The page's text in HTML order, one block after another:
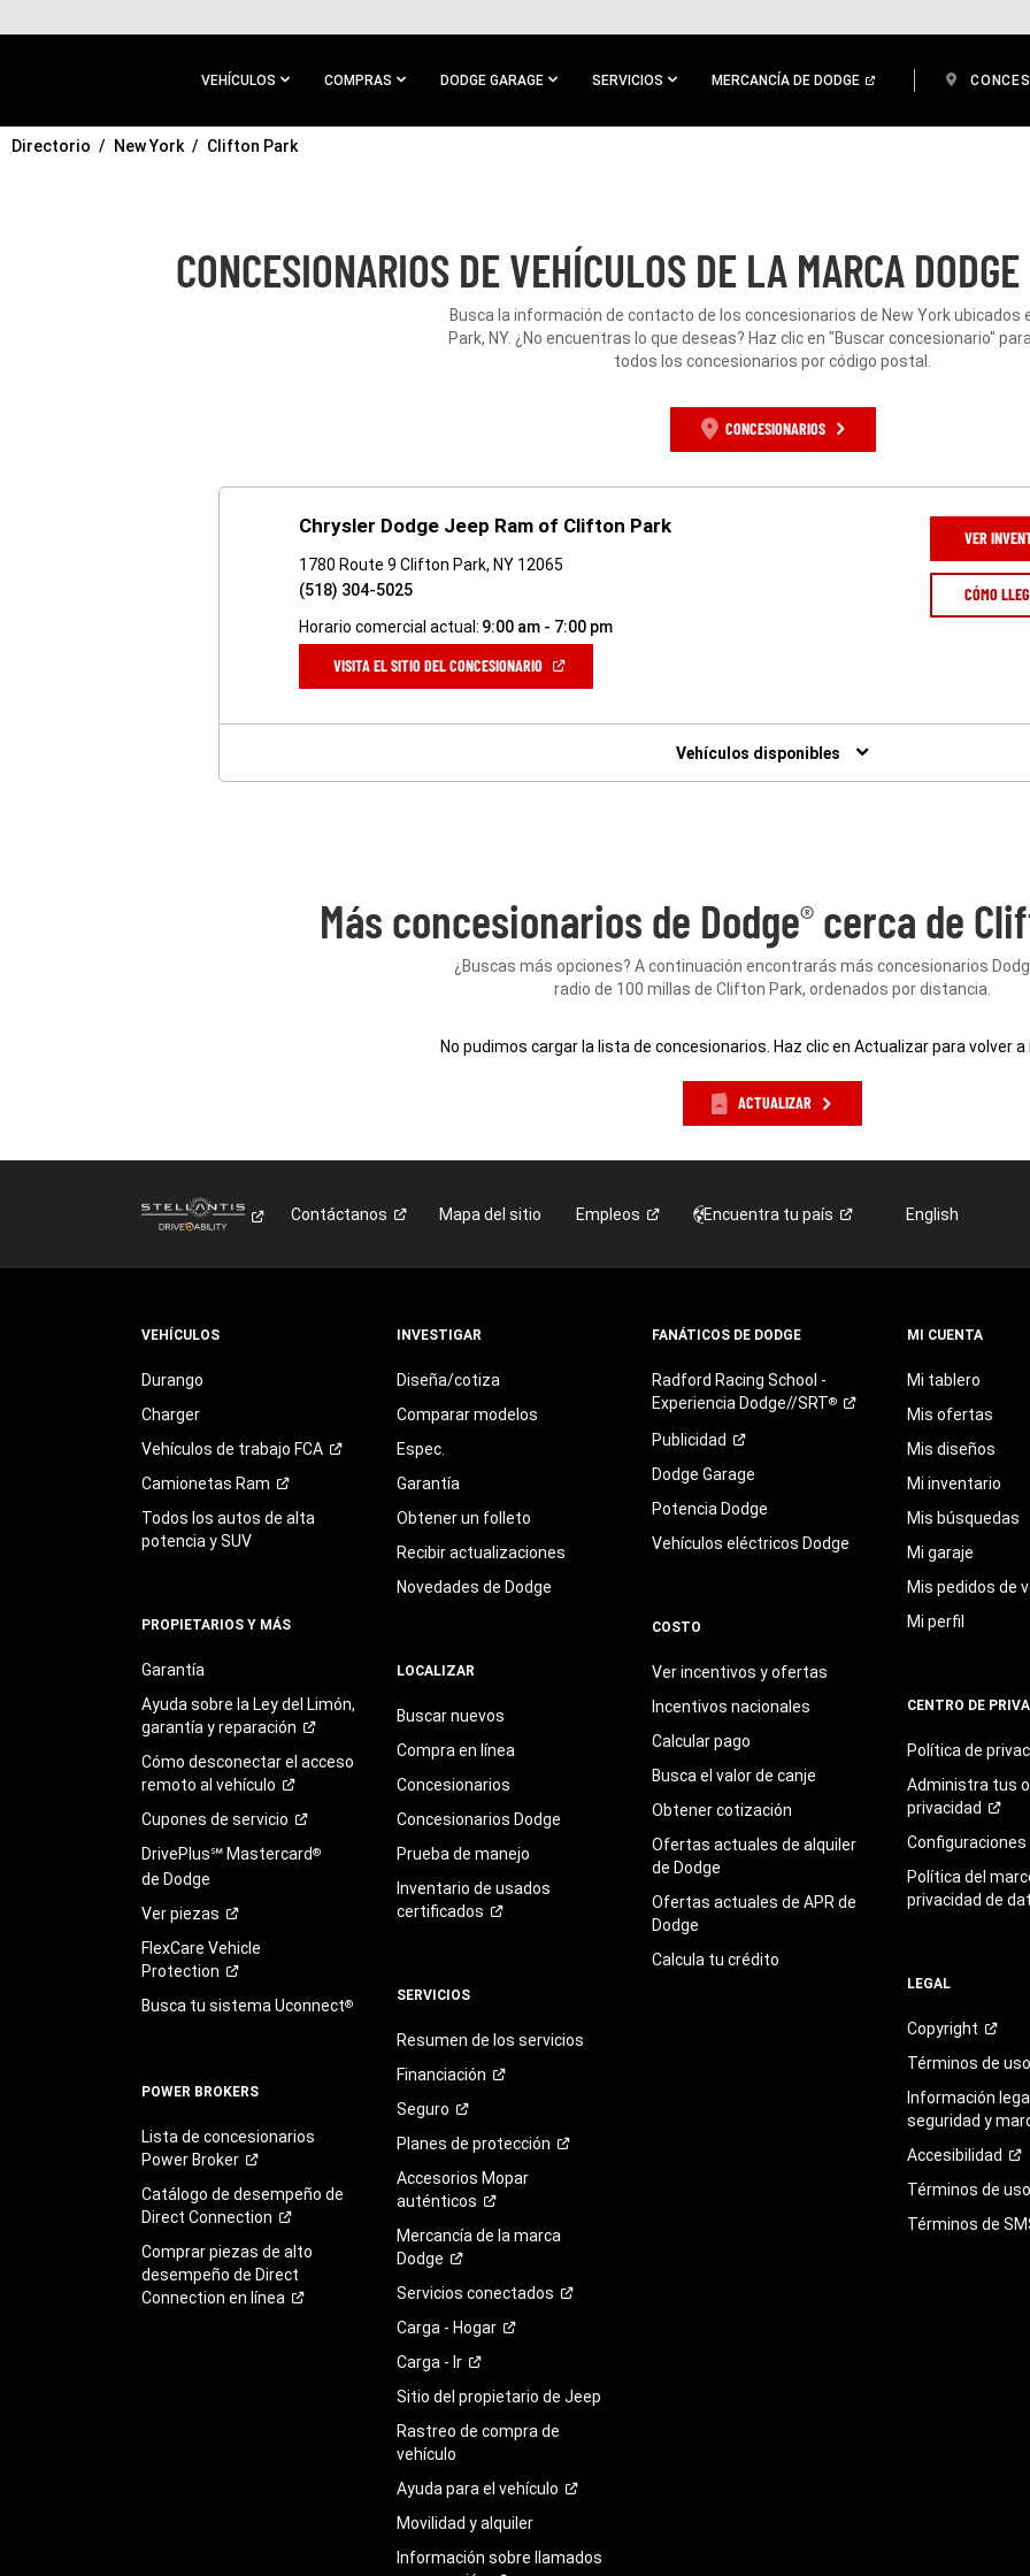
CONTENIDO
VEHÍCULOS COMPRAS DODGE GARAGE SERVICIOS MERCANCÍA DE DODGE
IR A
Directorio New York Clifton Park
CONCESIONARIOS DE VEHÍCULOS DE LA MARCA
Busca la información de contacto de los concesionarios de New York ubicados
Park, NY. ¿No encuentras lo que deseas? Haz clic en "Buscar concesionario"
todos los concesionarios por código postal.
CONCESIONARIOS
Chrysler Dodge Jeep Ram of Clifton Park
1780 Route 9 Clifton Park, NY 12065
(518) 304-5025
Horario comercial actual: 9:00 am - 7:00 pm
VISITA EL SITIO DEL CONCESIONARIO(ABRIR
NUEVA)
VER
CÓMO
Vehículos disponibles
Más concesionarios de Dodge®cerca de
¿Buscas más opciones? A continuación encontrarás más concesionarios
radio de 100 millas de Clifton Park, ordenados por distancia.
No pudimos cargar la lista de concesionarios. Haz clic en Actualizar para volver
ACTUALIZAR
Contáctanos Mapa del sitio Empleos Encuentra tu país English
VEHÍCULOS
Durango
Charger
Vehículos de trabajo FCA
Camionetas Ram
Todos los autos de alta
potencia y SUV
PROPIETARIOS Y MÁS
Garantía
Ayuda sobre la Ley del Limón,
garantía yreparación
Cómo desconectar el acceso
remoto al vehículo
Cupones de servicio
DrivePlus℠ Mastercard®
de Dodge
Verpiezas
FlexCare Vehicle
Protection
Busca tu sistema Uconnect®
POWER BROKERS
Lista de concesionarios
Power Broker
Catálogo de desempeño de
Direct Connection
Comprar piezas de alto
desempeño de Direct
Connection en línea
INVESTIGAR
Diseña/cotiza
Comparar modelos
Espec.
Garantía
Obtener un folleto
Recibir actualizaciones
Novedades de Dodge
LOCALIZAR
Buscar nuevos
Compra en línea
Concesionarios
Concesionarios Dodge
Prueba de manejo
Inventario de usados
certificados
SERVICIOS
Resumen de los servicios
Financiación
Seguro
Planes de protección
Accesorios Mopar
auténticos
Mercancía de la marca
Dodge
Servicios conectados
Carga - Hogar
Carga - Ir
Sitio del propietario de Jeep
Rastreo de compra de
vehículo
Ayuda para el vehículo
Movilidad y alquiler
Información sobre llamados
FANÁTICOS DE DODGE
Radford Racing School -
Experiencia Dodge//SRT®
Publicidad
Dodge Garage
Potencia Dodge
Vehículos eléctricos Dodge
COSTO
Ver incentivos y ofertas
Incentivos nacionales
Calcular pago
Busca el valor de canje
Obtener cotización
Ofertas actuales de alquiler
de Dodge
Ofertas actuales de APR de
Dodge
Calcula tu crédito
MI CUENTA
Mi tablero
Mis ofertas
Mis diseños
Mi inventario
Mis búsquedas
Mi garaje
Mis pedidos de
Mi perfil
CENTRO DE
Política de
Administra tus
privacidad
Configuraciones
Política del
privacidad de
LEGAL
Copyright
Términos deuso
Información
seguridad y
Accesibilidad
Términos de
Términos de